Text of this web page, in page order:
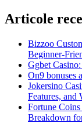
Articole
Bizzoo
Beginner-
Ggbet
On9 bonuses
Jokersino
Features, and
Fortune
Breakdown